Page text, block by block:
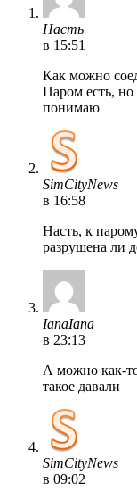
Насть
в 15:51
Как можно
Паром есть,
понимаю
SimCityNews
в 16:58
Насть, к
разрушена ли
IanaIana
в 23:13
А можно как-
такое давали
SimCityNews
в 09:02